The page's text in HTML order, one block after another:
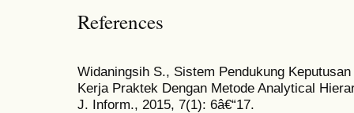
References
Widaningsih S., Sistem Pendukung
Kerja Praktek Dengan Metode Analytical
J. Inform., 2015, 7(1): 6â€“17.